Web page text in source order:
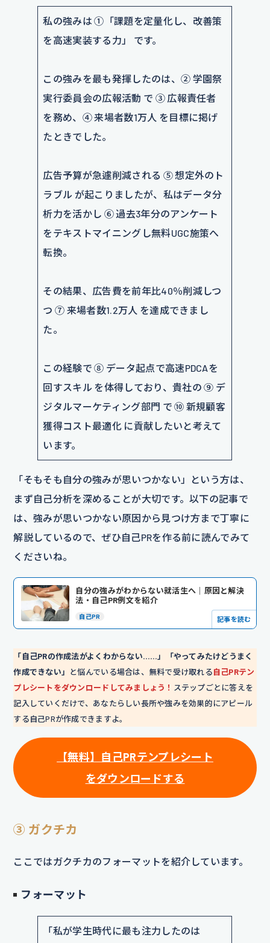
私の強みは ①「課題を定量化し、改善策
を高速実装する力」 です。
この強みを最も発揮したのは、② 学園祭
実行委員会の広報活動 で ③ 広報責任者
を務め、④ 来場者数1万人 を目標に掲げ
たときでした。
広告予算が急遽削減される ⑤ 想定外のト
ラブル が起こりましたが、私はデータ分
析力を活かし ⑥ 過去3年分のアンケート
をテキストマイニングし無料UGC施策へ
転換。
その結果、広告費を前年比40％削減しつ
つ ⑦ 来場者数1.2万人 を達成できまし
た。
この経験で ⑧ データ起点で高速PDCAを
回すスキル を体得しており、貴社の ⑨ デ
ジタルマーケティング部門 で ⑩ 新規顧客
獲得コスト最適化 に貢献したいと考えて
います。
「そもそも自分の強みが思いつかない」という方は、
まず自己分析を深めることが大切です。以下の記事で
は、強みが思いつかない原因から見つけ方まで丁寧に
解説しているので、ぜひ自己PRを作る前に読んでみて
くださいね。
自分の強みがわからない就活生へ｜原因と解決
法・自己PR例文を紹介
自己PR 記事を読む
「自己PRの作成法がよくわからない……」「やってみたけどうまく
作成できない」
と悩んでいる場合は、無料で受け取れる自己PRテン
プレシートをダウンロードしてみましょう！ ステップごとに答えを
記入していくだけで、あなたらしい長所や強みを効果的にアピール
する自己PRが作成できますよ。
【無料】自己PRテンプレシート
をダウンロードする
③ ガクチカ
ここではガクチカのフォーマットを紹介しています。
フォーマット
「私が学生時代に最も注力したのは